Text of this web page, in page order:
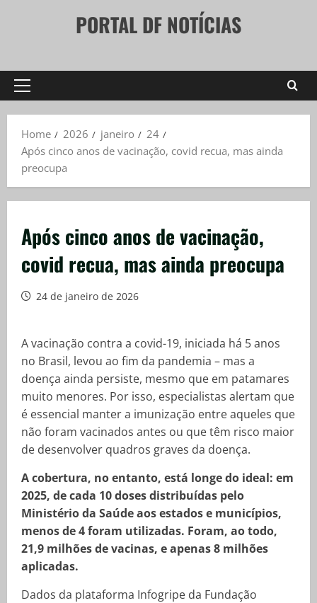
PORTAL DF NOTÍCIAS
Primary
Home
2026 janeiro
24
Após cinco anos de vacinação, covid recua, mas ainda
preocupa
Após cinco anos de vacinação,
covid recua, mas ainda preocupa
24 de janeiro de 2026
A vacinação contra a covid-19, iniciada há 5 anos
no Brasil, levou ao fim da pandemia – mas a
doença ainda persiste, mesmo que em patamares
muito menores. Por isso, especialistas alertam que
é essencial manter a imunização entre aqueles que
não foram vacinados antes ou que têm risco maior
de desenvolver quadros graves da doença.
A cobertura, no entanto, está longe do ideal: em
2025, de cada 10 doses distribuídas pelo
Ministério da Saúde aos estados e municípios,
menos de 4 foram utilizadas. Foram, ao todo,
21,9 milhões de vacinas, e apenas 8 milhões
aplicadas.
Dados da plataforma Infogripe da Fundação